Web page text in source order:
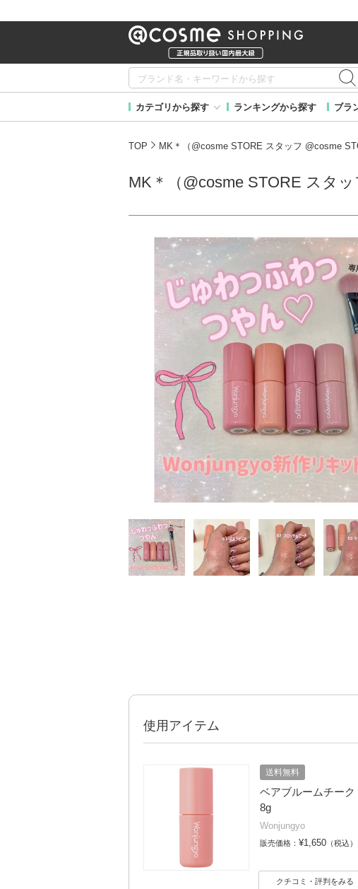
カテゴリから探す ランキングから探す ブラ
TOP MK＊（@cosme STORE スタッフ @cosme
MK＊（@cosme STORE スタ
使用アイテム
送料無料
ベアブルームチー
8g
Wonjungyo
販売価格： ¥1,650 （税込）
クチコミ・評判をみる